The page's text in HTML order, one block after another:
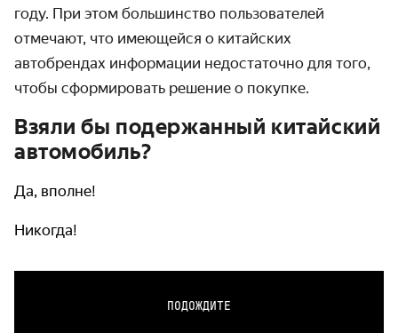
году. При этом большинство пользователей
отмечают, что имеющейся о китайских
автобрендах информации недостаточно для того,
чтобы сформировать решение о покупке.
Взяли бы подержанный китайский
автомобиль?
Да, вполне!
Никогда!
ПОДОЖДИТЕ